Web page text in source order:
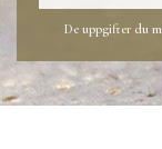
De uppgifter du